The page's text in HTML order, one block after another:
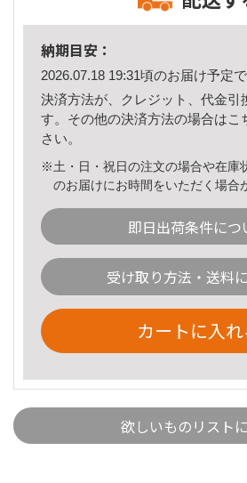
納期目安：
2026.07.18 19:31頃のお届け予定で
決済方法が、クレジット、代金引
す。その他の決済方法の場合はこ
さい。
※土・日・祝日の注文の場合や在庫
のお届けにお時間をいただく場合
即日出荷条件につ
受け取り方法・送料
カートに入れ
欲しいものリスト